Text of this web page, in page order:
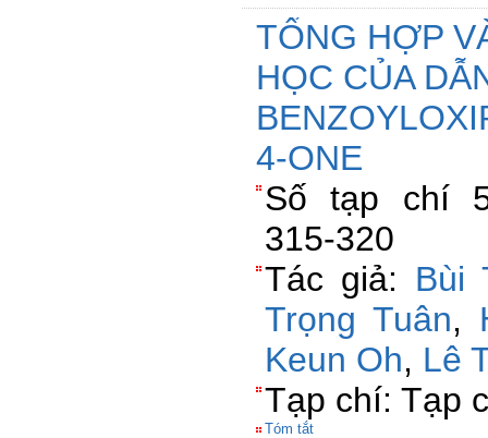
TỔNG HỢP
HỌC CỦA
4-ONE
Số tạp chí
315-320
Tác giả: Bùi
Trọng Tuân,
Keun Oh, Lê
Tạp chí: Tạp
Tóm tắt